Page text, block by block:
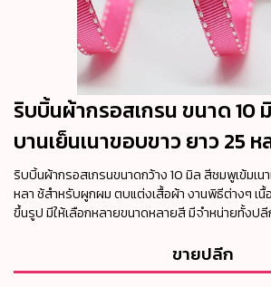
ริบบิ้นผ้ากรอสเกรน ขนาด 10
บานเย็นเนาขอบขาว ยาว 25
ริบบิ้นผ้ากรอสเกรนขนาดกว้าง 10 มิล สีชมพูเข้มเน
หลา ช้สำหรับผูกผม ตบแต่งเสื้อผ้า งานพิธีต่างๆ เนื้
ขึ้นรูป มีให้เลือกหลายขนาดหลายสี มีจำหน่ายทั้งปลี
ขายปลีก